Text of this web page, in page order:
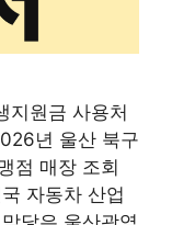
지원금 사용처
년 울산 북구
점 매장 조회
자동차 산업